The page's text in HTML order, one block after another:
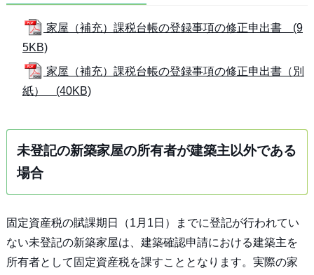
家屋（補充）課税台帳の登録事項の修正申出書 (9
5KB)
家屋（補充）課税台帳の登録事項の修正申出書（別
紙） (40KB)
未登記の新築家屋の所有者が建築主以外である
場合
固定資産税の賦課期日（1月1日）までに登記が行われてい
ない未登記の新築家屋は、建築確認申請における建築主を
所有者として固定資産税を課すこととなります。実際の家